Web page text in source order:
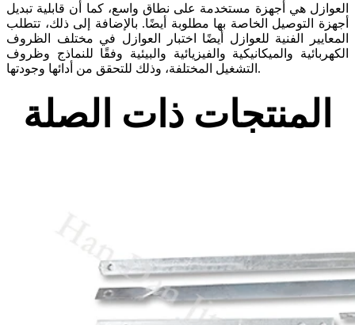
العوازل هي أجهزة مستخدمة على نطاق واسع، كما أن قابلية تبديل
أجهزة التوصيل الخاصة بها مطلوبة أيضًا. بالإضافة إلى ذلك، تتطلب
المعايير الفنية للعوازل أيضًا اختبار العوازل في مختلف الظروف
الكهربائية والميكانيكية والفيزيائية والبيئية وفقًا للنماذج وظروف
التشغيل المختلفة، وذلك للتحقق من أدائها وجودتها.
المنتجات ذات الصلة